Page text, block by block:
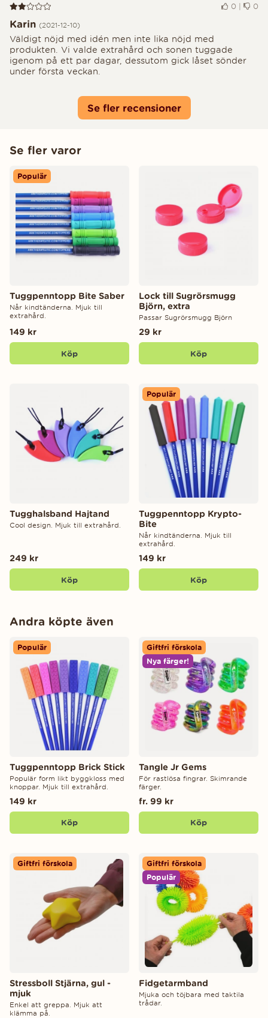
Recension 2 av 5 0 | 0
Karin (2021-12-10)
Väldigt nöjd med idén men inte lika nöjd med
produkten. Vi valde extrahård och sonen tuggade
igenom på ett par dagar, dessutom gick låset sönder
under första veckan.
Se fler recensioner
Se fler varor
Populär
Tuggpenntopp Bite Saber
Når kindtänderna. Mjuk till
extrahård.
149 kr
Köp
Lock till Sugrörsmugg
Björn, extra
Passar Sugrörsmugg Björn
29 kr
Köp
Tugghalsband Hajtand
Cool design. Mjuk till extrahård.
249 kr
Köp
Populär
Tuggpenntopp Krypto-
Bite
Når kindtänderna. Mjuk till
extrahård.
149 kr
Köp
Andra köpte även
Populär
Tuggpenntopp Brick Stick
Populär form likt byggkloss med
knoppar. Mjuk till extrahård.
149 kr
Köp
Giftfri förskola
Nya färger!
Tangle Jr Gems
För rastlösa fingrar. Skimrande
färger.
fr. 99 kr
Köp
Giftfri förskola
Stressboll Stjärna, gul -
mjuk
Enkel att greppa. Mjuk att
klämma på.
Giftfri förskola
Populär
Fidgetarmband
Mjuka och töjbara med taktila
trådar.